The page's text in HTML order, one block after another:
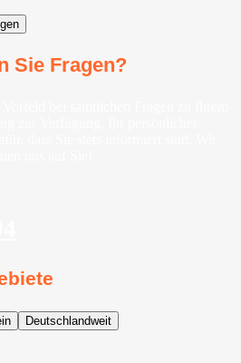
Sie Fragen?
Deutschlandweit